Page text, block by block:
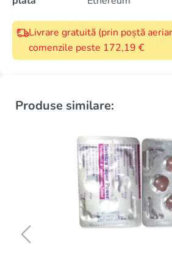
Livrare gratuită (prin poștă
comenzile peste 172,19 €
Produse similare: